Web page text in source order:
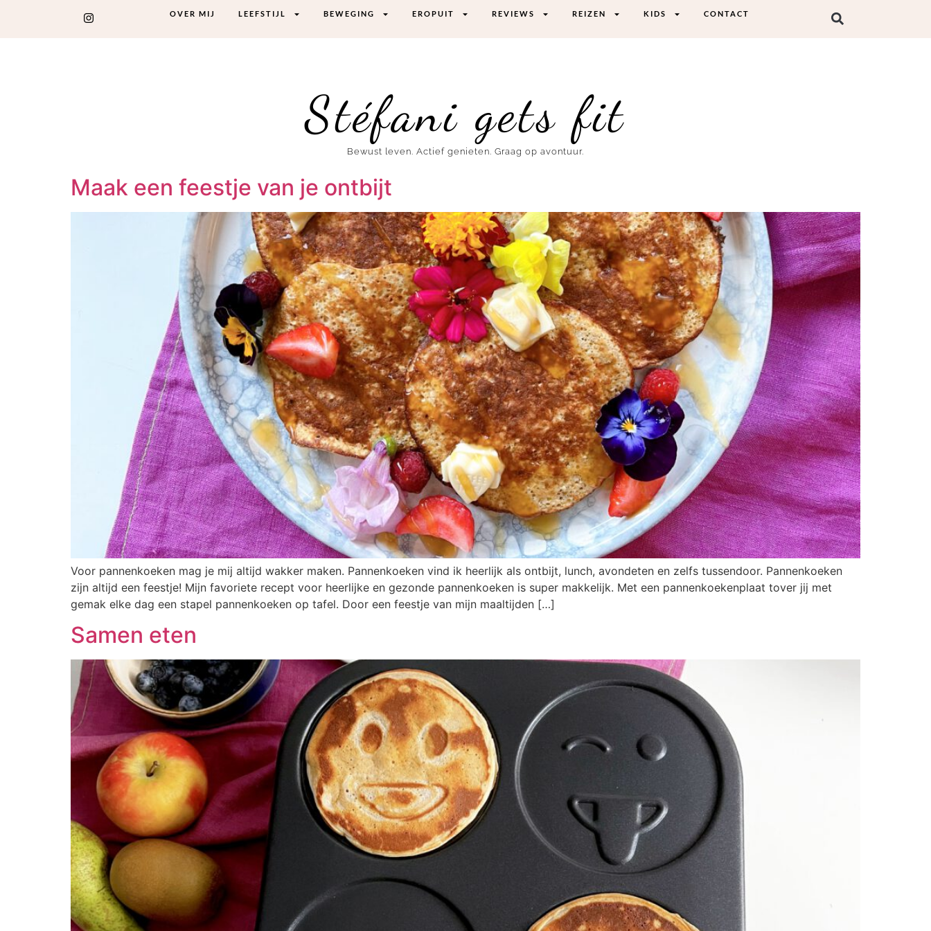
OVER MIJ LEEFSTIJL BEWEGING EROPUIT REVIEWS REIZEN KIDS CONTACT
Stéfani gets fit
Bewust leven. Actief genieten. Graag op avontuur.
Maak een feestje van je ontbijt
Voor pannenkoeken mag je mij altijd wakker maken. Pannenkoeken vind ik heerlijk als ontbijt, lunch, avondeten en zelfs tussendoor. Pannenkoeken
zijn altijd een feestje! Mijn favoriete recept voor heerlijke en gezonde pannenkoeken is super makkelijk. Met een pannenkoekenplaat tover jij met
gemak elke dag een stapel pannenkoeken op tafel. Door een feestje van mijn maaltijden […]
Samen eten